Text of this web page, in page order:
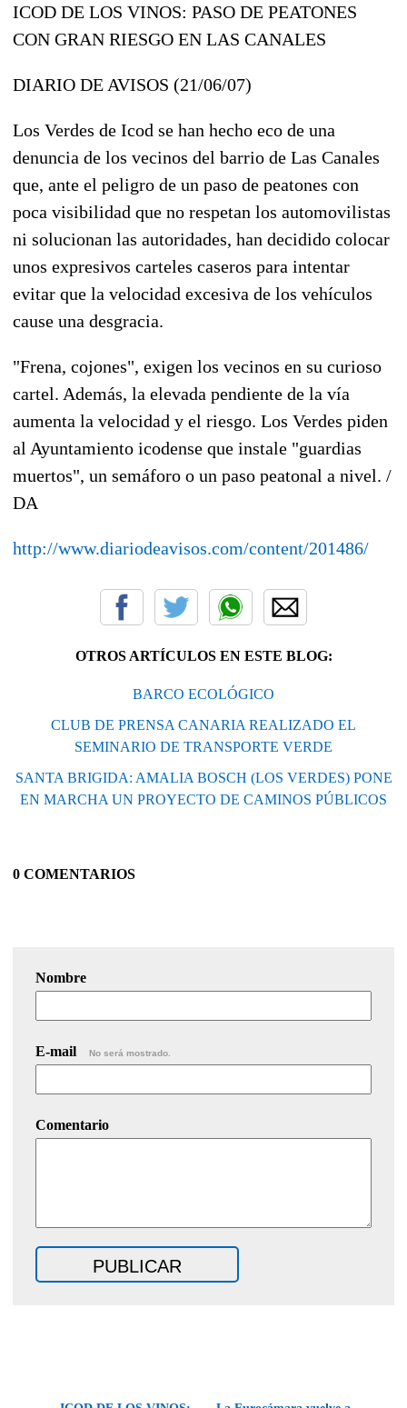
ICOD DE LOS VINOS: PASO DE PEATONES
CON GRAN RIESGO EN LAS CANALES
DIARIO DE AVISOS (21/06/07)
Los Verdes de Icod se han hecho eco de una
denuncia de los vecinos del barrio de Las Canales
que, ante el peligro de un paso de peatones con
poca visibilidad que no respetan los automovilistas
ni solucionan las autoridades, han decidido colocar
unos expresivos carteles caseros para intentar
evitar que la velocidad excesiva de los vehículos
cause una desgracia.
"Frena, cojones", exigen los vecinos en su curioso
cartel. Además, la elevada pendiente de la vía
aumenta la velocidad y el riesgo. Los Verdes piden
al Ayuntamiento icodense que instale "guardias
muertos", un semáforo o un paso peatonal a nivel. /
DA
http://www.diariodeavisos.com/content/201486/
OTROS ARTÍCULOS EN ESTE BLOG:
BARCO ECOLÓGICO
CLUB DE PRENSA CANARIA REALIZADO EL
SEMINARIO DE TRANSPORTE VERDE
SANTA BRIGIDA: AMALIA BOSCH (LOS VERDES) PONE
EN MARCHA UN PROYECTO DE CAMINOS PÚBLICOS
0 COMENTARIOS
Nombre
E-mail No será mostrado.
Comentario